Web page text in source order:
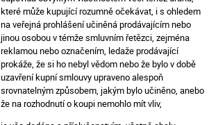
které může kupující rozumně očekávat, i s ohledem
na veřejná prohlášení učiněná prodávajícím nebo
jinou osobou v témže smluvním řetězci, zejména
reklamou nebo označením, ledaže prodávající
prokáže, že si ho nebyl vědom nebo že bylo v době
uzavření kupní smlouvy upraveno alespoň
srovnatelným způsobem, jakým bylo učiněno, anebo
že na rozhodnutí o koupi nemohlo mít vliv,